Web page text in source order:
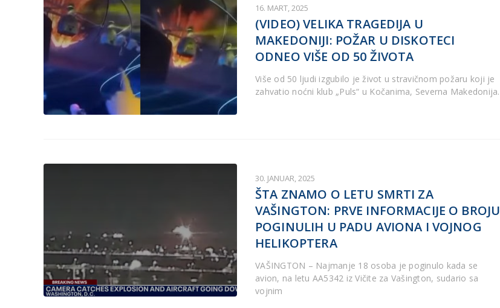
16. MART, 2025
(VIDEO) VELIKA TRAGEDIJA U
MAKEDONIJI: POŽAR U DISKOTECI
ODNEO VIŠE OD 50 ŽIVOTA
Više od 50 ljudi izgubilo je život u stravičnom požaru koji je
zahvatio noćni klub „Puls“ u Kočanima, Severna Makedonija.
30. JANUAR, 2025
ŠTA ZNAMO O LETU SMRTI ZA
VAŠINGTON: PRVE INFORMACIJE O BROJU
POGINULIH U PADU AVIONA I VOJNOG
HELIKOPTERA
VAŠINGTON – Najmanje 18 osoba je poginulo kada se
avion, na letu AA5342 iz Vičite za Vašington, sudario sa
vojnim